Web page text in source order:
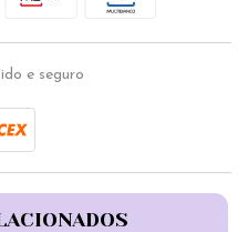
e seguro